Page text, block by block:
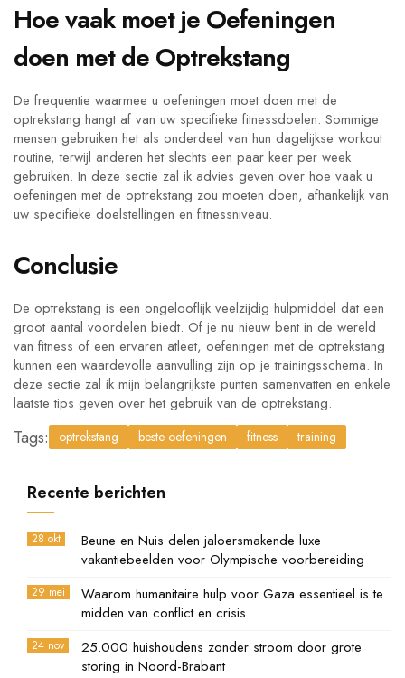
Hoe vaak moet je Oefeningen
doen met de Optrekstang
De frequentie waarmee u oefeningen moet doen met de
optrekstang hangt af van uw specifieke fitnessdoelen. Sommige
mensen gebruiken het als onderdeel van hun dagelijkse workout
routine, terwijl anderen het slechts een paar keer per week
gebruiken. In deze sectie zal ik advies geven over hoe vaak u
oefeningen met de optrekstang zou moeten doen, afhankelijk van
uw specifieke doelstellingen en fitnessniveau.
Conclusie
De optrekstang is een ongelooflijk veelzijdig hulpmiddel dat een
groot aantal voordelen biedt. Of je nu nieuw bent in de wereld
van fitness of een ervaren atleet, oefeningen met de optrekstang
kunnen een waardevolle aanvulling zijn op je trainingsschema. In
deze sectie zal ik mijn belangrijkste punten samenvatten en enkele
laatste tips geven over het gebruik van de optrekstang.
Tags: optrekstang beste oefeningen fitness training
Recente berichten
28 okt
Beune en Nuis delen jaloersmakende luxe
vakantiebeelden voor Olympische voorbereiding
29 mei
Waarom humanitaire hulp voor Gaza essentieel is te
midden van conflict en crisis
24 nov
25.000 huishoudens zonder stroom door grote
storing in Noord-Brabant